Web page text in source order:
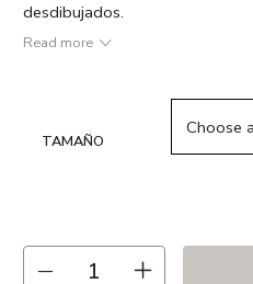
desdibujados.
● Azul navy / Blanco
● 55% lino 45% algodón
● Vivo en color blanco
● Hecho en España
Read more
TAMAÑO